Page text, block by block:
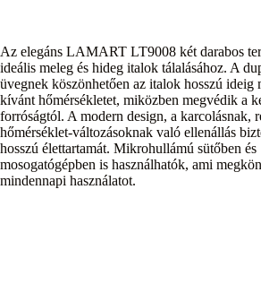
Az elegáns LAMART LT9008 két darabos
ideális meleg és hideg italok tálalásához. A
üvegnek köszönhetően az italok hosszú ideig
kívánt hőmérsékletet, miközben megvédik a
forróságtól. A modern design, a karcolásnak,
hőmérséklet-változásoknak való ellenállás
hosszú élettartamát. Mikrohullámú sütőben és
mosogatógépben is használhatók, ami
mindennapi használatot.